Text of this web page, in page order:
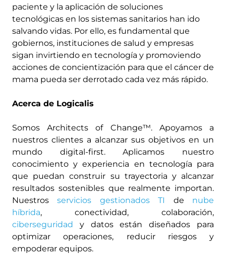
paciente y la aplicación de soluciones
tecnológicas en los sistemas sanitarios han ido
salvando vidas. Por ello, es fundamental que
gobiernos, instituciones de salud y empresas
sigan invirtiendo en tecnología y promoviendo
acciones de concientización para que el cáncer de
mama pueda ser derrotado cada vez más rápido.
Acerca de Logicalis
Somos Architects of Change™. Apoyamos a
nuestros clientes a alcanzar sus objetivos en un
mundo digital-first. Aplicamos nuestro
conocimiento y experiencia en tecnología para
que puedan construir su trayectoria y alcanzar
resultados sostenibles que realmente importan.
Nuestrosservicios gestionados TI de nube
híbrida, conectividad, colaboración,
ciberseguridad y datos están diseñados para
optimizar operaciones, reducir riesgos y
empoderar equipos.